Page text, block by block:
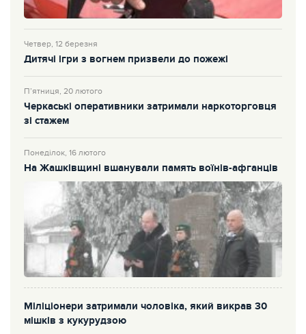
Четвер, 12 березня
Дитячі ігри з вогнем призвели до пожежі
П’ятниця, 20 лютого
Черкаські оперативники затримали наркоторговця
зі стажем
Понеділок, 16 лютого
На Жашківщині вшанували память воїнів-афганців
Міліціонери затримали чоловіка, який викрав 30
мішків з кукурудзою